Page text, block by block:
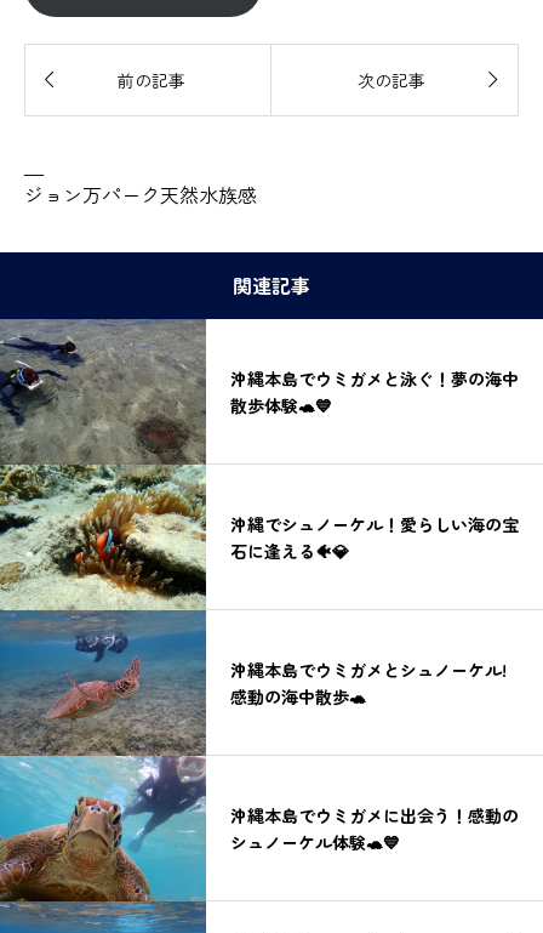
 前の記事 次の記事 
—
ジョン万パーク天然水族感
関連記事
沖縄本島でウミガメと泳ぐ！夢の海中
散歩体験🐢💙
沖縄でシュノーケル！愛らしい海の宝
石に逢える🐠💎
沖縄本島でウミガメとシュノーケル!
感動の海中散歩🐢
沖縄本島でウミガメに出会う！感動の
シュノーケル体験🐢💙